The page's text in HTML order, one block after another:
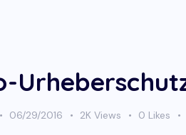
06/29/2016 2K Views 0 Likes